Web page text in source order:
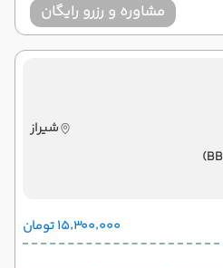
مشاوره و رزرو رایگان
شیراز
۱۵٬۳۰۰٬۰۰۰ تومان